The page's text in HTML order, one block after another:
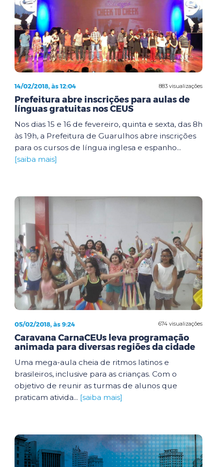
883 visualizações
14/02/2018, às 12:04
Prefeitura abre inscrições para aulas de
línguas gratuitas nos CEUS
Nos dias 15 e 16 de fevereiro, quinta e sexta, das 8h
às 19h, a Prefeitura de Guarulhos abre inscrições
para os cursos de língua inglesa e espanho...
[saiba mais]
674 visualizações
05/02/2018, às 9:24
Caravana CarnaCEUs leva programação
animada para diversas regiões da cidade
Uma mega-aula cheia de ritmos latinos e
brasileiros, inclusive para as crianças. Com o
objetivo de reunir as turmas de alunos que
praticam ativida... [saiba mais]